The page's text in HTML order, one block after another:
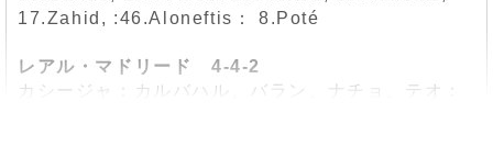
17.Zahid, :46.Aloneftis： 8.Poté
レアル・マドリード 4-4-2
カシージャ：カルバハル、バラン、ナチョ、テオ：